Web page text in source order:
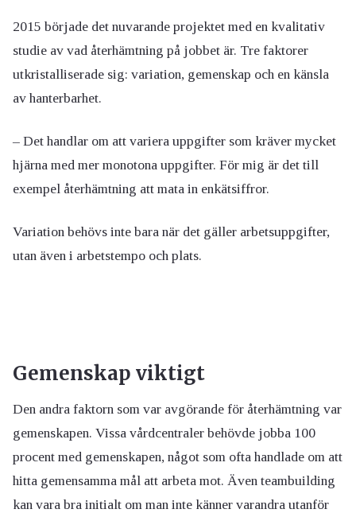
2015 började det nuvarande projektet med en kvalitativ
studie av vad återhämtning på jobbet är. Tre faktorer
utkristalliserade sig: variation, gemenskap och en känsla
av hanterbarhet.
– Det handlar om att variera uppgifter som kräver mycket
hjärna med mer monotona uppgifter. För mig är det till
exempel återhämtning att mata in enkätsiffror.
Variation behövs inte bara när det gäller arbetsuppgifter,
utan även i arbetstempo och plats.
Gemenskap viktigt
Den andra faktorn som var avgörande för återhämtning var
gemenskapen. Vissa vårdcentraler behövde jobba 100
procent med gemenskapen, något som ofta handlade om att
hitta gemensamma mål att arbeta mot. Även teambuilding
kan vara bra initialt om man inte känner varandra utanför